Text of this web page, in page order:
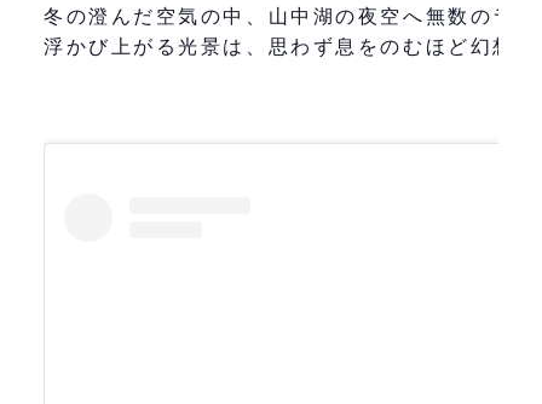
冬の澄んだ空気の中、山中湖の夜空へ無数のラ
浮かび上がる光景は、思わず息をのむほど幻想